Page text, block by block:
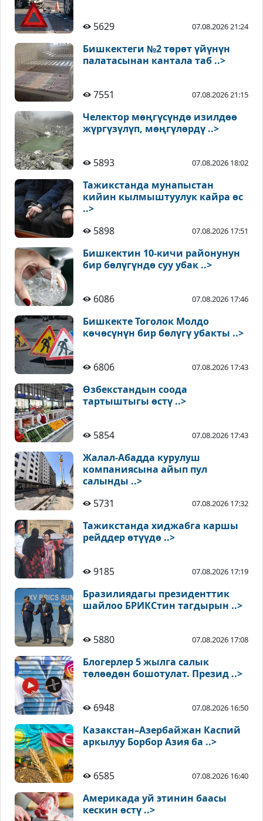
5629 07.08.2026 21:24
Бишкектеги №2 төрөт үйүнүн
палатасынан кантала таб ..>
7551 07.08.2026 21:15
Челектор мөңгүсүндө изилдөө
жүргүзүлүп, мөңгүлөрдү ..>
5893 07.08.2026 18:02
Тажикстанда мунапыстан
кийин кылмыштуулук кайра өс
..>
5898
07.08.2026 17:51
Бишкектин 10-кичи районунун
бир бөлүгүндө суу убак ..>
6086 07.08.2026 17:46
Бишкекте Тоголок Молдо
көчөсүнүн бир бөлүгү убакты ..>
6806 07.08.2026 17:43
Өзбекстандын соода
тартыштыгы өстү ..>
5854 07.08.2026 17:43
Жалал-Абадда курулуш
компаниясына айып пул
салынды ..>
5731
07.08.2026 17:32
Тажикстанда хиджабга каршы
рейддер өтүүдө ..>
9185 07.08.2026 17:19
Бразилиядагы президенттик
шайлоо БРИКСтин тагдырын ..>
5880 07.08.2026 17:08
Блогерлер 5 жылга салык
төлөөдөн бошотулат. Презид ..>
6948 07.08.2026 16:50
Казакстан–Азербайжан Каспий
аркылуу Борбор Азия ба ..>
6585 07.08.2026 16:40
Америкада уй этинин баасы
кескин өстү ..>